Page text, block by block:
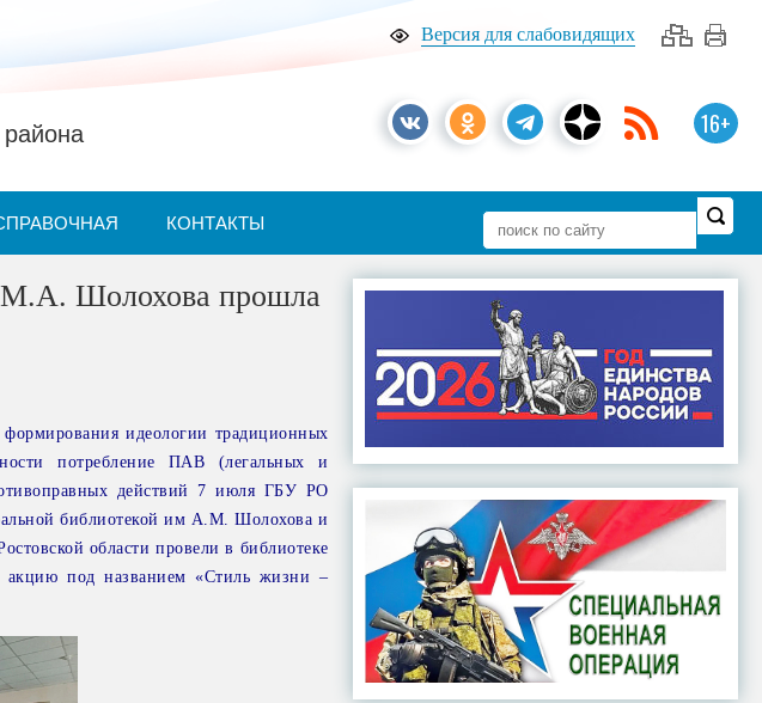
Версия для слабовидящих
16+
КОНТАКТЫ
М.А. Шолохова прошла
идеологии традиционных
потребление ПАВ (легальных и
действий 7 июля ГБУ РО
библиотекой им А.М. Шолохова и
области провели в библиотеке
под названием «Стиль жизни –